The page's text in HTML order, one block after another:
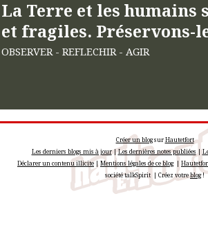
La Terre et les humains
et fragiles. Préservons-
OBSERVER - REFLECHIR - AGIR
Créer un blogsurHautetfort
Les derniers blogs mis à jour|Les dernières notes publiées |
Déclarer un contenu illicite| Mentions légales de ce blog|
société talkSpirit | Créez votreblog!